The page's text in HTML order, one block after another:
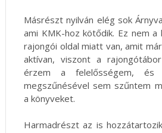
Másrészt nyilván elég sok
ami KMK-hoz kötődik. Ez nem a
rajongói oldal miatt van, amit
aktívan, viszont a
érzem a felelősségem,
megszűnésével sem szűntem
a könyveket.
Harmadrészt az is